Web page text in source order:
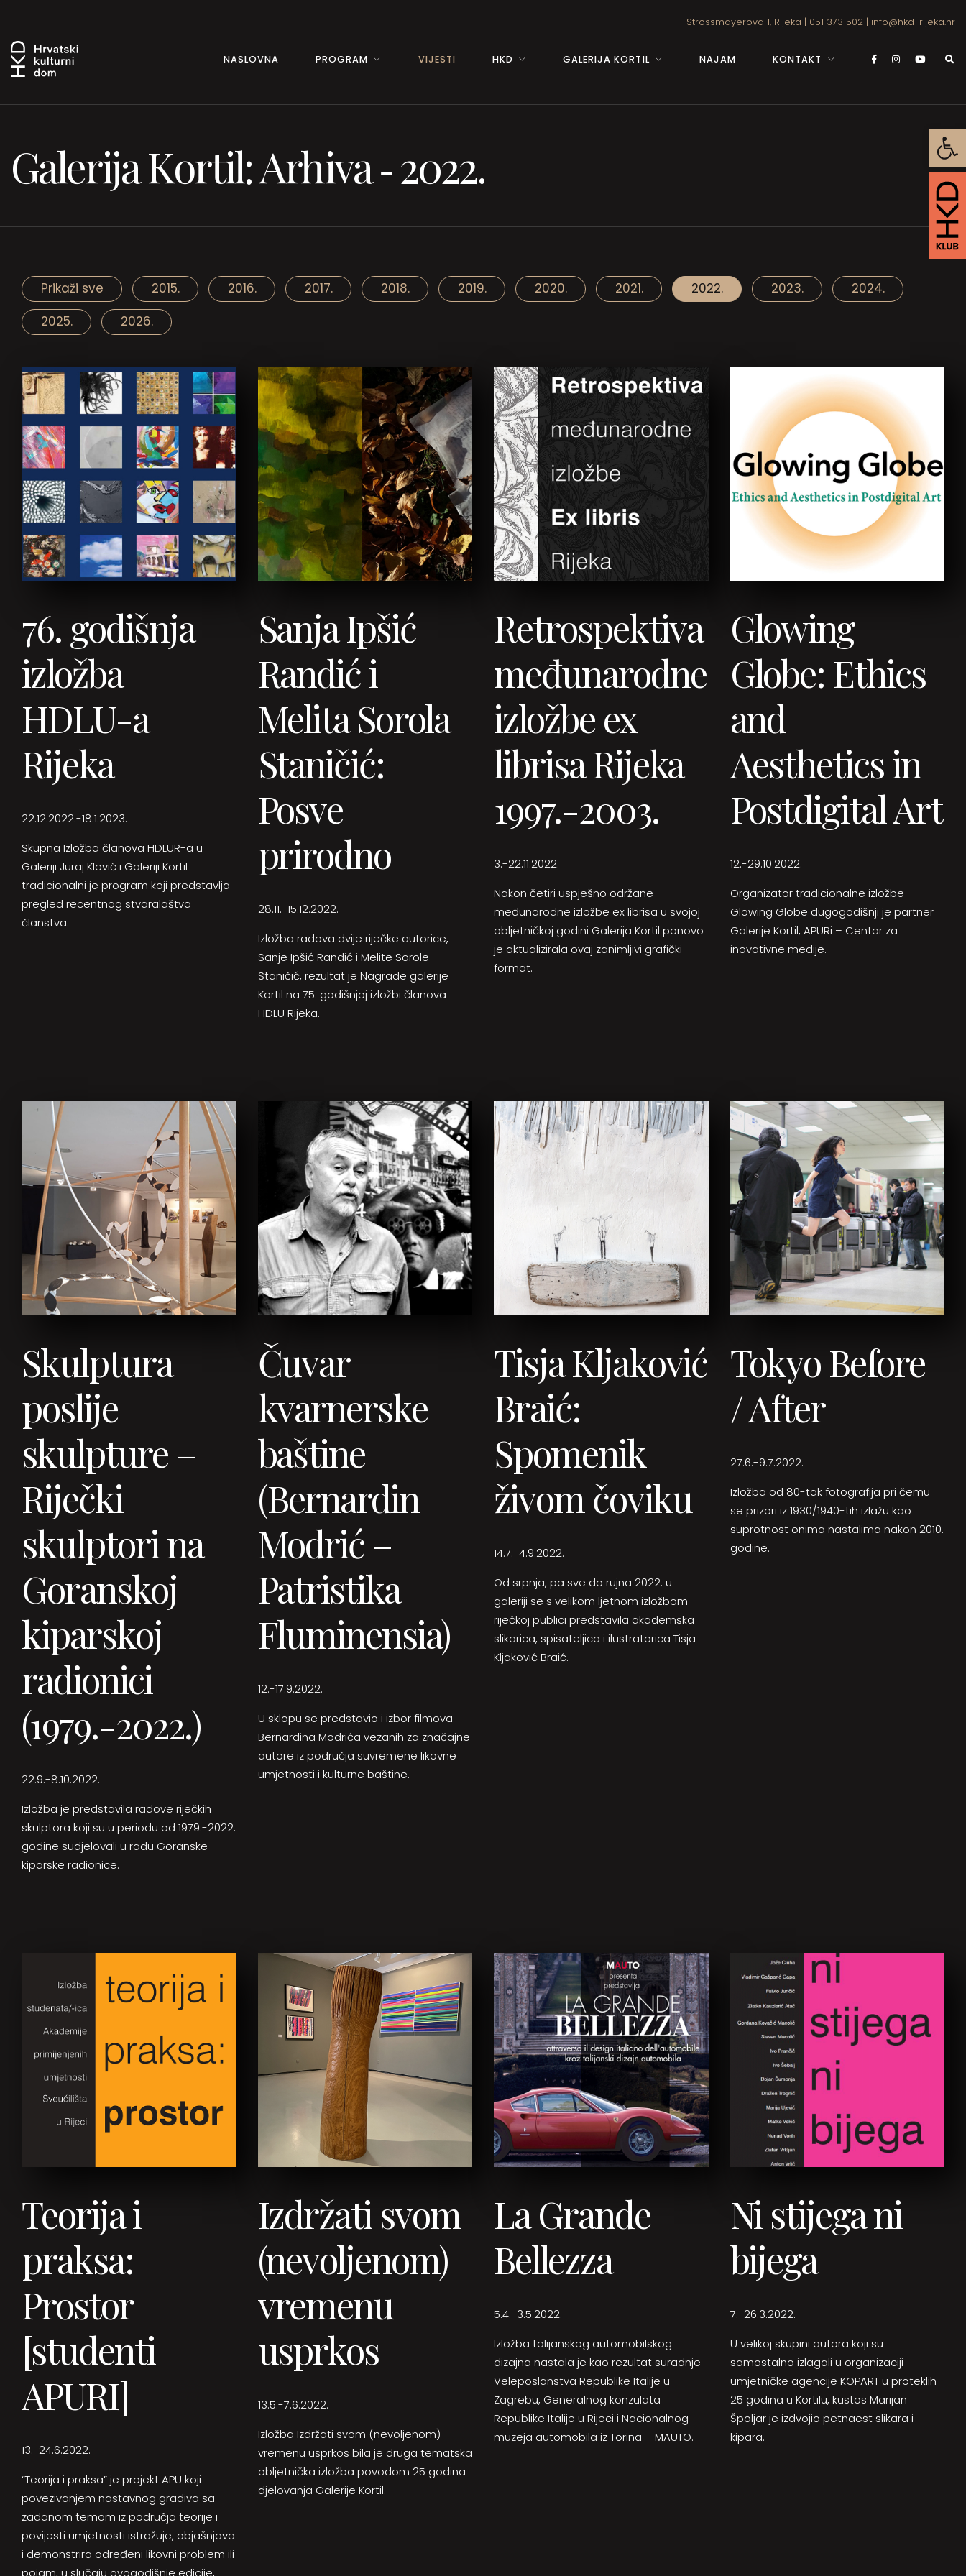
Strossmayerova 1, Rijeka | 051 373 502 | info@hkd-rijeka.hr
NASLOVNA PROGRAM VIJESTI HKD GALERIJA KORTIL NAJAM KONTAKT
Galerija Kortil: Arhiva ‐ 2022.
Prikaži sve 2015. 2016. 2017. 2018. 2019. 2020. 2021. 2022. 2023.
2024.
2025.
2026.
76. godišnja
izložba
HDLU-a
Rijeka
22.12.2022.-18.1.2023.
Skupna Izložba članova HDLUR-a u
Galeriji Juraj Klović i Galeriji Kortil
tradicionalni je program koji predstavlja
pregled recentnog stvaralaštva
članstva.
Sanja Ipšić
Randić i
Melita Sorola
Staničić:
Posve
prirodno
28.11.-15.12.2022.
Izložba radova dvije riječke autorice,
Sanje Ipšić Randić i Melite Sorole
Staničić, rezultat je Nagrade galerije
Kortil na 75. godišnjoj izložbi članova
HDLU Rijeka.
Retrospektiva
međunarodne
izložbe ex
librisa Rijeka
1997.-2003.
3.-22.11.2022.
Nakon četiri uspješno održane
međunarodne izložbe ex librisa u svojoj
obljetničkoj godini Galerija Kortil ponovo
je aktualizirala ovaj zanimljivi grafički
format.
Glowing
Globe: Ethics
and
Aesthetics in
Postdigital Art
12.-29.10.2022.
Organizator tradicionalne izložbe
Glowing Globe dugogodišnji je partner
Galerije Kortil, APURi – Centar za
inovativne medije.
Skulptura
poslije
skulpture –
Riječki
skulptori na
Goranskoj
kiparskoj
radionici
(1979.-2022.)
22.9.-8.10.2022.
Izložba je predstavila radove riječkih
skulptora koji su u periodu od 1979.-2022.
godine sudjelovali u radu Goranske
kiparske radionice.
Čuvar
kvarnerske
baštine
(Bernardin
Modrić –
Patristika
Fluminensia)
12.-17.9.2022.
U sklopu se predstavio i izbor filmova
Bernardina Modrića vezanih za značajne
autore iz područja suvremene likovne
umjetnosti i kulturne baštine.
Tisja Kljaković
Braić:
Spomenik
živom čoviku
14.7.-4.9.2022.
Od srpnja, pa sve do rujna 2022. u
galeriji se s velikom ljetnom izložbom
riječkoj publici predstavila akademska
slikarica, spisateljica i ilustratorica Tisja
Kljaković Braić.
Tokyo Before
/ After
27.6.-9.7.2022.
Izložba od 80-tak fotografija pri čemu
se prizori iz 1930/1940-tih izlažu kao
suprotnost onima nastalima nakon 2010.
godine.
Teorija i
praksa:
Prostor
[studenti
APURI]
13.-24.6.2022.
“Teorija i praksa” je projekt APU koji
povezivanjem nastavnog gradiva sa
zadanom temom iz područja teorije i
povijesti umjetnosti istražuje, objašnjava
i demonstrira određeni likovni problem ili
pojam, u slučaju ovogodišnje edicije,
Izdržati svom
(nevoljenom)
vremenu
usprkos
13.5.-7.6.2022.
Izložba Izdržati svom (nevoljenom)
vremenu usprkos bila je druga tematska
obljetnička izložba povodom 25 godina
djelovanja Galerije Kortil.
La Grande
Bellezza
5.4.-3.5.2022.
Izložba talijanskog automobilskog
dizajna nastala je kao rezultat suradnje
Veleposlanstva Republike Italije u
Zagrebu, Generalnog konzulata
Republike Italije u Rijeci i Nacionalnog
muzeja automobila iz Torina – MAUTO.
Ni stijega ni
bijega
7.-26.3.2022.
U velikoj skupini autora koji su
samostalno izlagali u organizaciji
umjetničke agencije KOPART u proteklih
25 godina u Kortilu, kustos Marijan
Špoljar je izdvojio petnaest slikara i
kipara.